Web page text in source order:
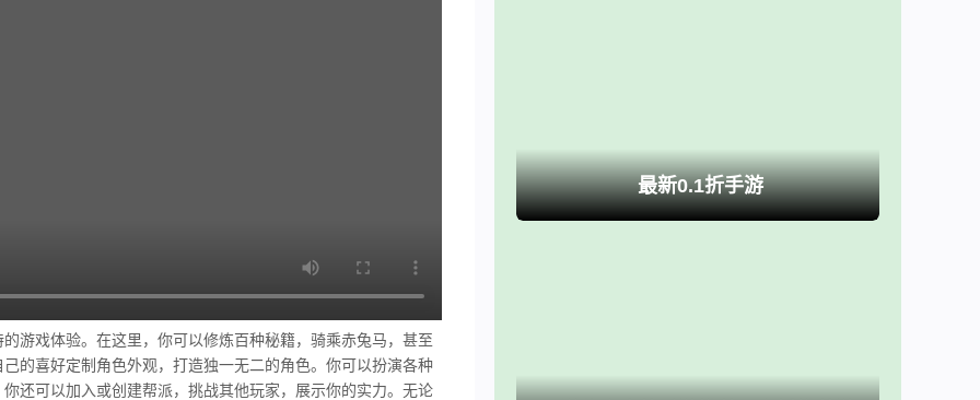
游戏体验。在这里，你可以修炼百种秘籍，骑乘赤兔马，甚至
的喜好定制角色外观，打造独一无二的角色。你可以扮演各种
还可以加入或创建帮派，挑战其他玩家，展示你的实力。无论
最新0.1折手游